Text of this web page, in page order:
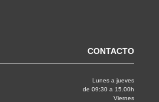
CONTACTO
Lunes a jueves
de 09:30 a 15.00h
Viernes